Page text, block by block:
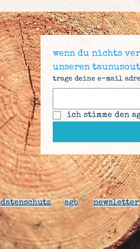
wenn du nichts
unseren
trage deine e-mail
ich stimme den
datenschutz agb newsletter